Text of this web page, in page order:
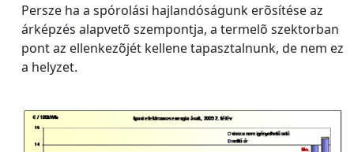
Persze ha a spórolási hajlandóságunk erõsítése az
árképzés alapvetõ szempontja, a termelõ szektorban
pont az ellenkezõjét kellene tapasztalnunk, de nem ez
a helyzet.